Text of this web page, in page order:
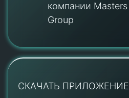
компании Masters
Group
СКАЧАТЬ ПРИЛОЖЕНИЕ